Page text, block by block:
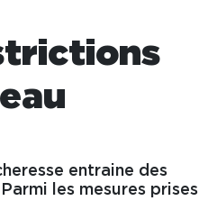
entraine des
les mesures prises